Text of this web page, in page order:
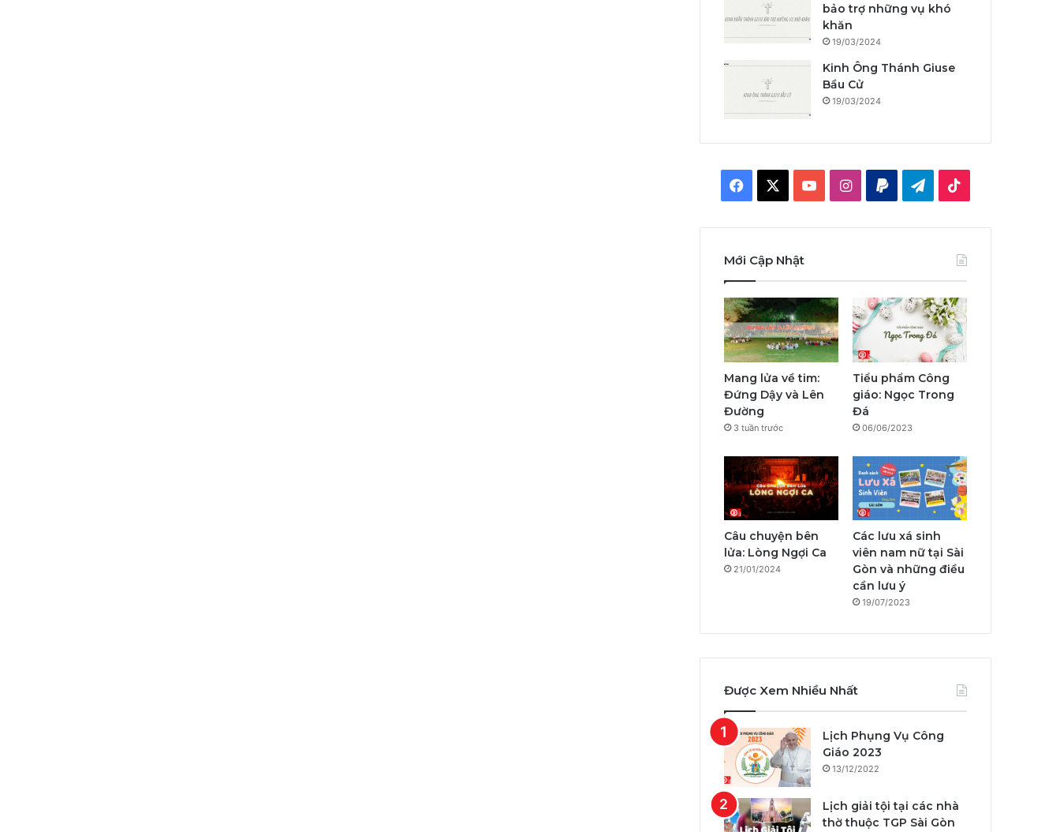
bảo trợ những vụ khó
khăn
19/03/2024
Kinh Ông Thánh Giuse
Bầu Cử
19/03/2024
e
b
o
o
k
T
u
b
e
I
t
a
g
r
a
P
p
a
l
e
g
r
a
T
o
k
Mới Cập Nhật
Mang lửa về tim:
Đứng Dậy và Lên
Đường
3 tuần trước
Tiểu phẩm Công
giáo: Ngọc Trong
Đá
06/06/2023
Câu chuyện bên
lửa: Lòng Ngợi Ca
21/01/2024
Các lưu xá sinh
viên nam nữ tại Sài
Gòn và những điều
cần lưu ý
19/07/2023
Được Xem Nhiều Nhất
Lịch Phụng Vụ Công
Giáo 2023
13/12/2022
Lịch giải tội tại các nhà
thờ thuộc TGP Sài Gòn